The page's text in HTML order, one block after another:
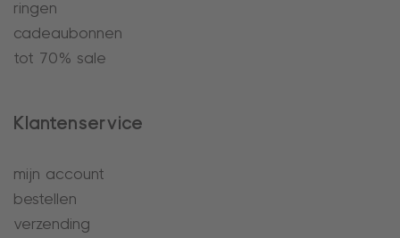
ringen
cadeaubonnen
tot 70% sale
Klantenservice
mijn account
bestellen
verzending